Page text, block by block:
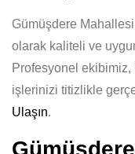
Gümüşdere
olarak kaliteli ve
Profesyonel
işlerinizi titizlikle
Ulaşın.